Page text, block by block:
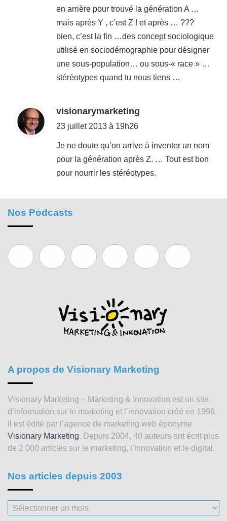
en arrière pour trouvé la génération A …
mais après Y , c’est Z ! et après … ???
bien, c’est la fin …des concept sociologique
utilisé en sociodémographie pour désigner
une sous-population… ou sous-« race » …
stéréotypes quand tu nous tiens …
visionarymarketing
23 juillet 2013 à 19h26
Je ne doute qu’on arrive à inventer un nom
pour la génération après Z. … Tout est bon
pour nourrir les stéréotypes.
Nos Podcasts
A propos de Visionary Marketing
Visionary Marketing – Marketing & Innovation est un site
d’information sur le marketing et l’innovation créé en 1996.
Il est édité par l’agence de marketing web éponyme
Visionary Marketing. Depuis 2004, 40 auteurs ont écrit plus
de 2 000 articles sur le marketing, l’innovation et le digital.
Nos articles depuis 2003
Nos
articles